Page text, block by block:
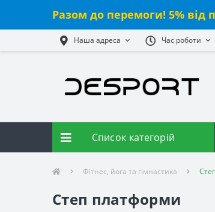
Разом до перемоги! 5% від
Наша адреса Час роботи
Список категорій
Фітнес, йога та гімнастика
Степ платформи